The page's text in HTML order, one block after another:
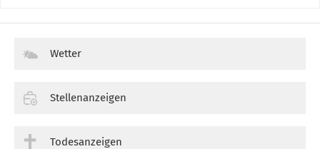
Wetter
Stellenanzeigen
Todesanzeigen